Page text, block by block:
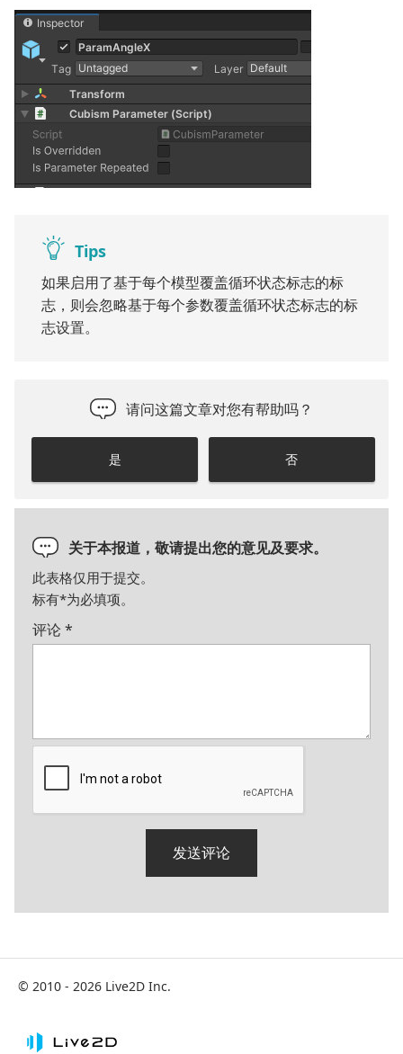
Tips
如果启用了基于每个模型覆盖循环状态标志的标
志，则会忽略基于每个参数覆盖循环状态标志的标
志设置。
请问这篇文章对您有帮助吗？
是 否
关于本报道，敬请提出您的意见及要求。
此表格仅用于提交。
标有*为必填项。
评论*
© 2010 - 2026 Live2D Inc.